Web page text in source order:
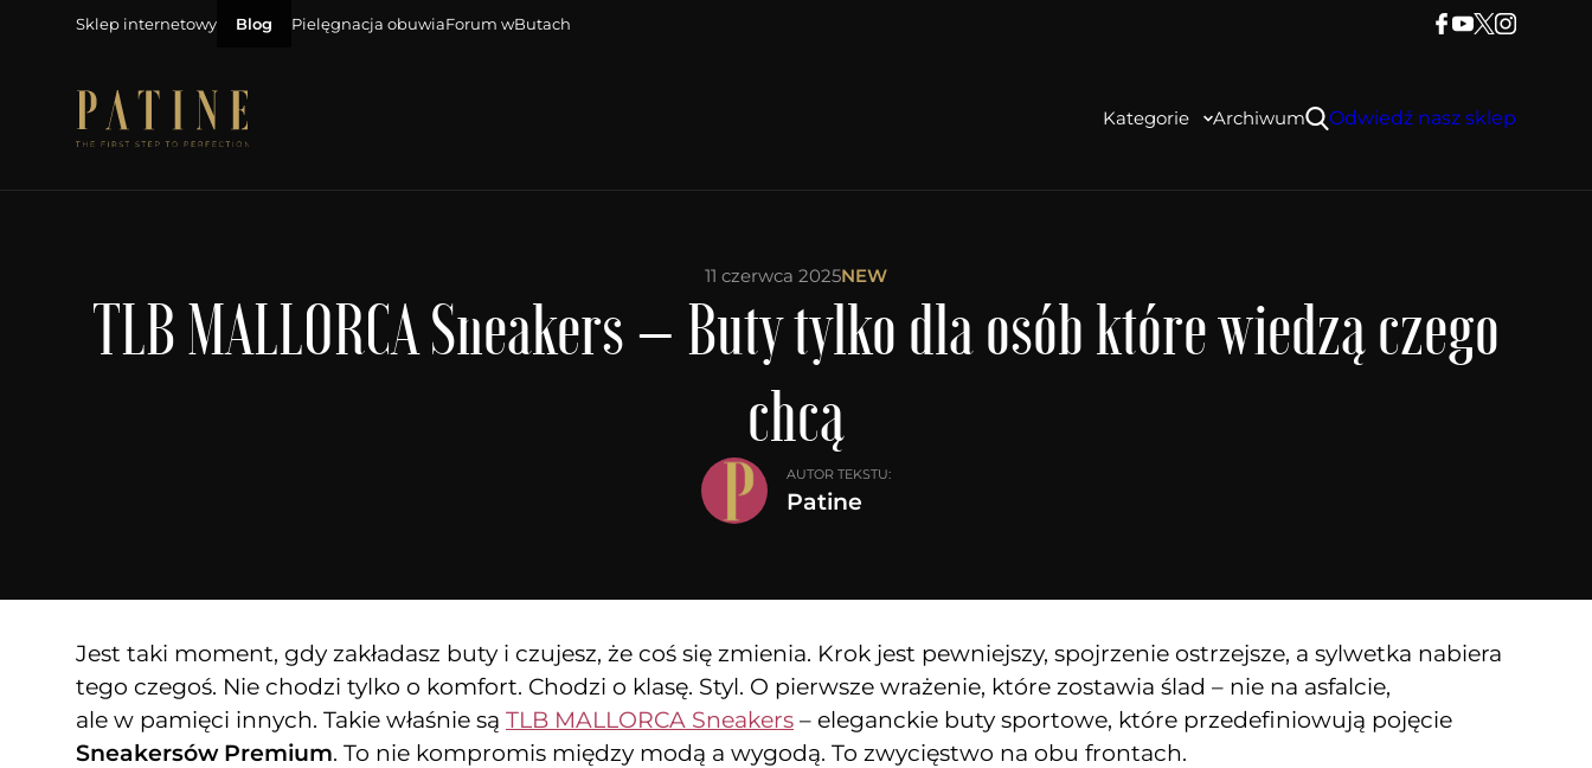
Sklep internetowy Blog Pielęgnacja obuwiaForum wButach
Kategorie Archiwum Odwiedź nasz sklep
11 czerwca 2025NEW
TLB MALLORCA Sneakers – Buty tylko dla osób które wiedzą czego
chcą
AUTOR TEKSTU:
Patine
Jest taki moment, gdy zakładasz buty i czujesz, że coś się zmienia. Krok jest pewniejszy, spojrzenie ostrzejsze, a sylwetka nabiera
tego czegoś. Nie chodzi tylko o komfort. Chodzi o klasę. Styl. O pierwsze wrażenie, które zostawia ślad – nie na asfalcie,
ale w pamięci innych. Takie właśnie są TLB MALLORCA Sneakers – eleganckie buty sportowe, które przedefiniowują pojęcie
Sneakersów Premium. To nie kompromis między modą a wygodą. To zwycięstwo na obu frontach.